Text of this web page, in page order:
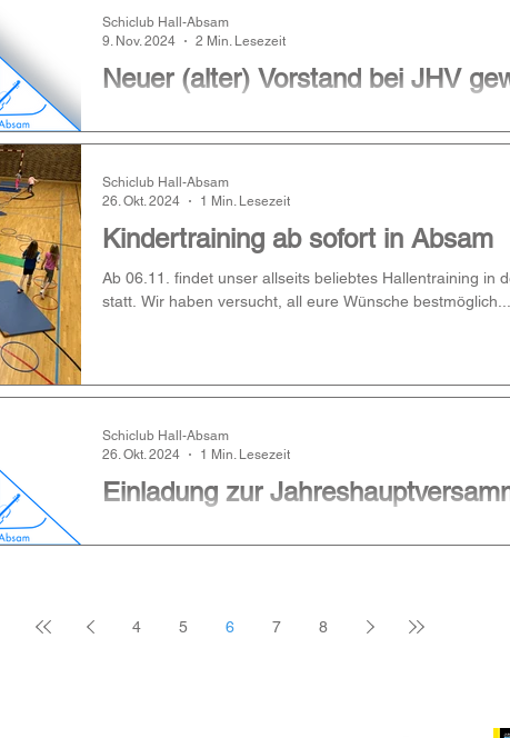
Neuer (alter) Vorstand bei JHV
heurige Jahreshauptversammlung statt. Nach einem
Schiclub Hall-Absam
9. Nov. 2024
2 Min. Lesezeit
Kindertraining ab sofort in Absam
Ab 06.11. findet unser allseits beliebtes Hallentraining in
statt. Wir haben versucht, all eure Wünsche bestmöglich...
Schiclub Hall-Absam
26. Okt. 2024
1 Min. Lesezeit
Einladung zur
Schiclub Hall-Absam
26. Okt. 2024
1 Min. Lesezeit
4 5 6 7 8